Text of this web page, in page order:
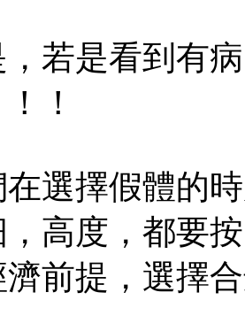
，若是看到有
！
在選擇假體的
，高度，都要
濟前提，選擇